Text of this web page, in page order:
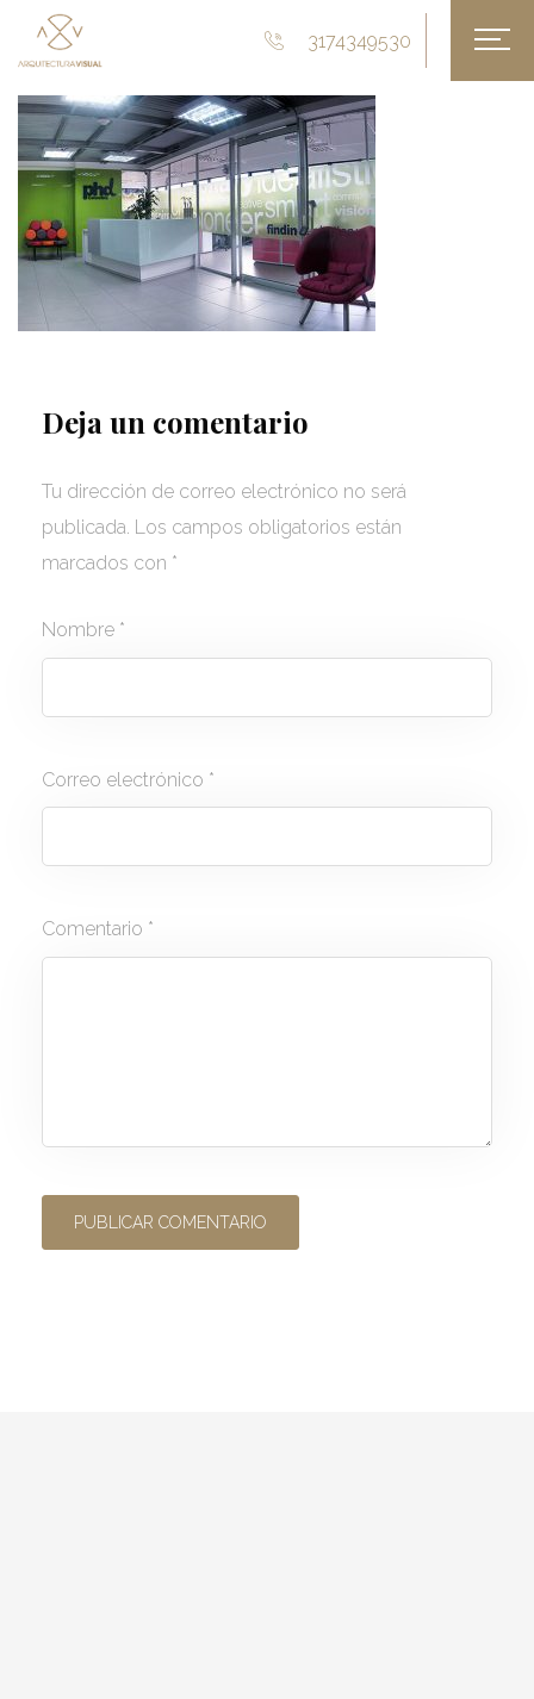
3174349530
Deja un comentario
Tu dirección de correo electrónico no será
publicada. Los campos obligatorios están
marcados con *
Nombre *
Correo electrónico *
Comentario *